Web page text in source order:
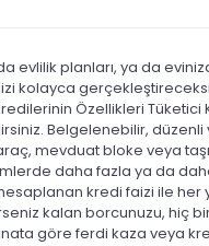
planları, ya da
kolayca
Özellikleri
Belgelenebilir,
mevduat bloke veya
daha fazla ya da
kredi faizi ile her
kalan borcunuzu, hiç
göre ferdi kaza veya